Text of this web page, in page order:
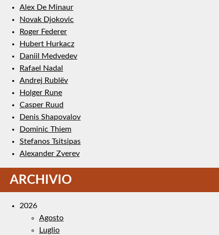
Alex De Minaur
Novak Djokovic
Roger Federer
Hubert Hurkacz
Daniil Medvedev
Rafael Nadal
Andrej Rublëv
Holger Rune
Casper Ruud
Denis Shapovalov
Dominic Thiem
Stefanos Tsitsipas
Alexander Zverev
ARCHIVIO
2026
Agosto
Luglio